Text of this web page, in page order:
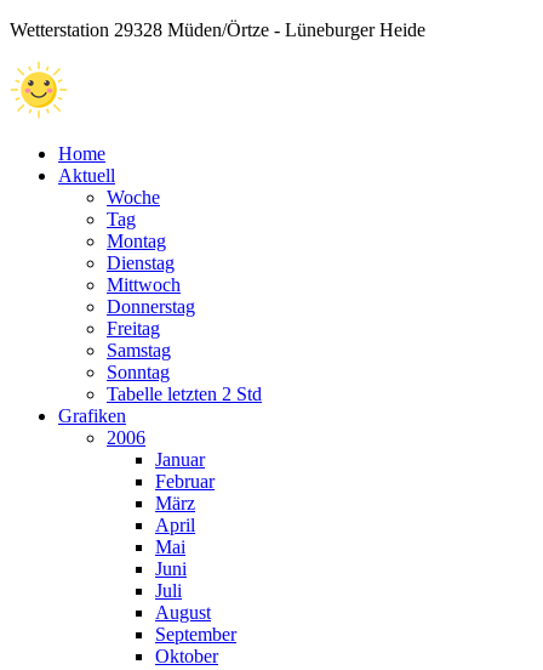
Wetterstation 29328 Müden/Örtze - Lüneburger Heide
Home
Aktuell
Woche
Tag
Montag
Dienstag
Mittwoch
Donnerstag
Freitag
Samstag
Sonntag
Tabelle letzten 2 Std
Grafiken
2006
Januar
Februar
März
April
Mai
Juni
Juli
August
September
Oktober